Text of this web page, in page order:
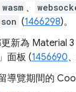
wasm 、
(1466298)。
新為 Material
面板 (1456690、
導覽期間的